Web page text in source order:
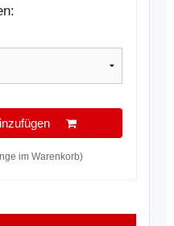
im Warenkorb)